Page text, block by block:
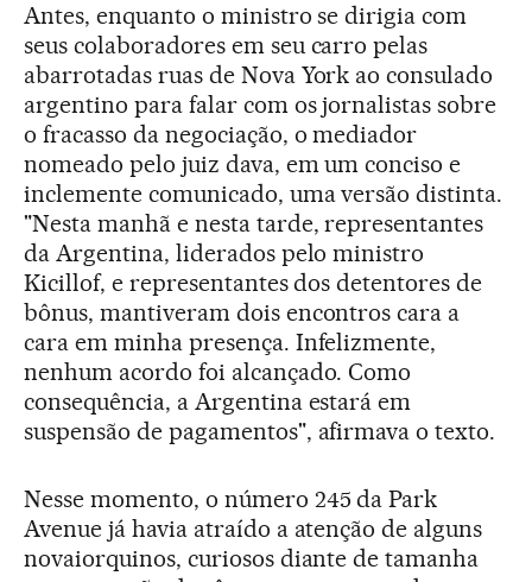
Antes, enquanto o ministro se dirigia com
seus colaboradores em seu carro pelas
abarrotadas ruas de Nova York ao consulado
argentino para falar com os jornalistas sobre
o fracasso da negociação, o mediador
nomeado pelo juiz dava, em um conciso e
inclemente comunicado, uma versão distinta.
"Nesta manhã e nesta tarde, representantes
da Argentina, liderados pelo ministro
Kicillof, e representantes dos detentores de
bônus, mantiveram dois encontros cara a
cara em minha presença. Infelizmente,
nenhum acordo foi alcançado. Como
consequência, a Argentina estará em
suspensão de pagamentos", afirmava o texto.
Nesse momento, o número 245 da Park
Avenue já havia atraído a atenção de alguns
novaiorquinos, curiosos diante de tamanha